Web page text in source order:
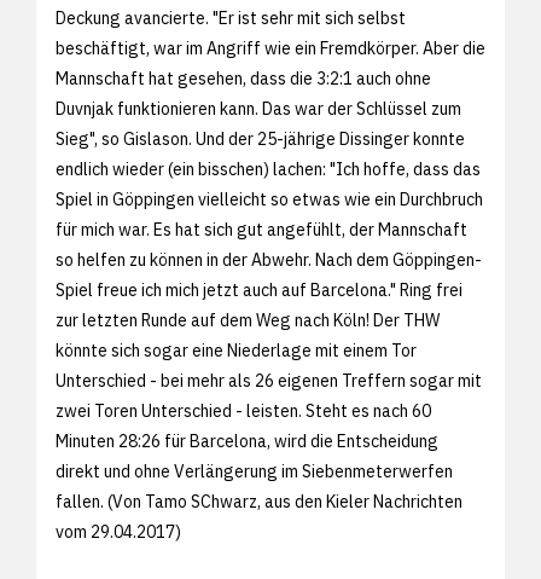
Deckung avancierte. "Er ist sehr mit sich selbst
beschäftigt, war im Angriff wie ein Fremdkörper. Aber die
Mannschaft hat gesehen, dass die 3:2:1 auch ohne
Duvnjak funktionieren kann. Das war der Schlüssel zum
Sieg", so Gislason. Und der 25-jährige Dissinger konnte
endlich wieder (ein bisschen) lachen: "Ich hoffe, dass das
Spiel in Göppingen vielleicht so etwas wie ein Durchbruch
für mich war. Es hat sich gut angefühlt, der Mannschaft
so helfen zu können in der Abwehr. Nach dem Göppingen-
Spiel freue ich mich jetzt auch auf Barcelona." Ring frei
zur letzten Runde auf dem Weg nach Köln! Der THW
könnte sich sogar eine Niederlage mit einem Tor
Unterschied - bei mehr als 26 eigenen Treffern sogar mit
zwei Toren Unterschied - leisten. Steht es nach 60
Minuten 28:26 für Barcelona, wird die Entscheidung
direkt und ohne Verlängerung im Siebenmeterwerfen
fallen. (Von Tamo SChwarz, aus den Kieler Nachrichten
vom 29.04.2017)